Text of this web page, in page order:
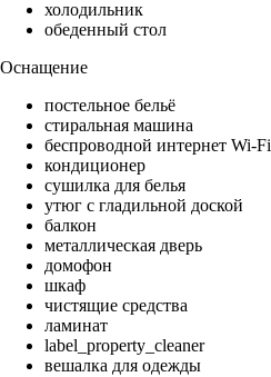
холодильник
обеденный стол
Оснащение
постельное бельё
стиральная машина
беспроводной интернет Wi-Fi
кондиционер
сушилка для белья
утюг с гладильной доской
балкон
металлическая дверь
домофон
шкаф
чистящие средства
ламинат
label_property_cleaner
вешалка для одежды